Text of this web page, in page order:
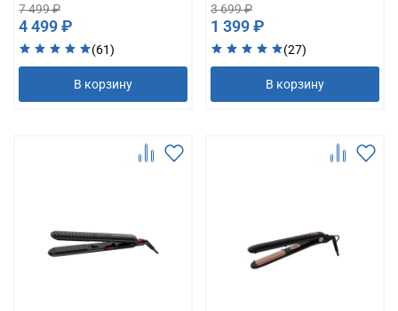
7 499 ₽
4 499 ₽
(61)
В корзину
3 699 ₽
1 399 ₽
(27)
В корзину